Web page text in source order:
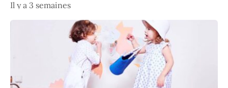
Il y a 3 semaines